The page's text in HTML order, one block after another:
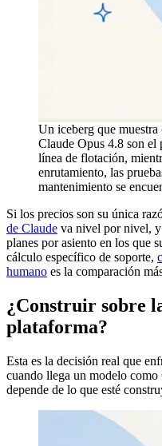
Un iceberg que
Claude Opus 4.8 son el
línea de flotación,
enrutamiento, las
mantenimiento se
Si los precios son su única
de Claude va nivel por nivel,
planes por asiento en los que
cálculo específico de soporte,
humano es la comparación
¿Construir sobre
plataforma?
Esta es la decisión real que
cuando llega un modelo como
depende de lo que esté